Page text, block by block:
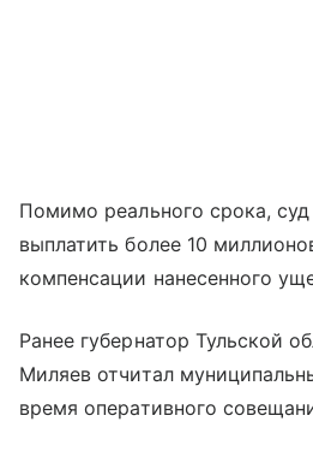
Помимо реального срока,
выплатить более 10
компенсации нанесенного
Ранее губернатор Тульской
Миляев отчитал
время оперативного